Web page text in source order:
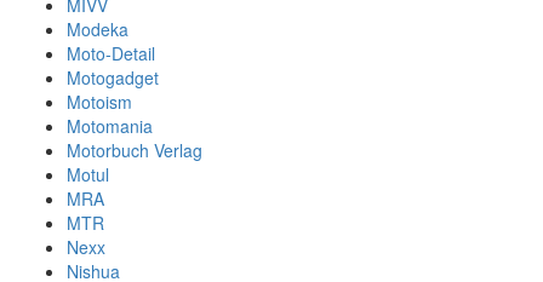
MIVV
Modeka
Moto-Detail
Motogadget
Motoism
Motomania
Motorbuch Verlag
Motul
MRA
MTR
Nexx
Nishua